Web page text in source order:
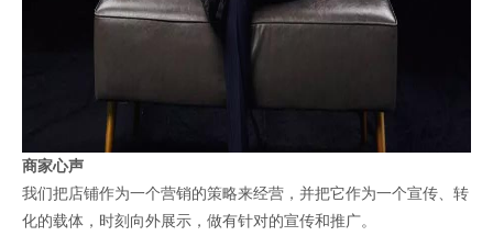
商家心声
我们把店铺作为一个营销的策略来经营，并把它作为一个宣传、转
化的载体，时刻向外展示，做有针对的宣传和推广。